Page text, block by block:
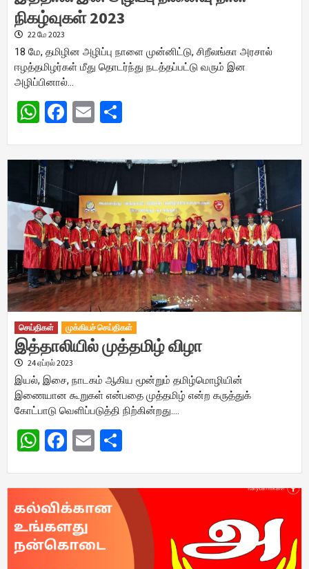
நிகழ்வுகள் 2023
22 மே 2023
18 மே, தமிழின அழிப்பு நாளை முன்னிட்டு, சிறீலங்கா அரசால்
ஈழத்தமிழர்கள் மீது தொடர்ந்து நடத்தப்பட்டு வரும் இன
அழிப்பினால்…
WhatsApp
Facebook
Email
செய்திகள் முக்கியச் செய்திகள்
இத்தாலியில் முத்தமிழ் விழா
24 ஏப்ரல் 2023
இயல், இசை, நாடகம் ஆகிய மூன்றும் தமிழ்மொழியின்
இணையான கூறுகள் என்பதை முத்தமிழ் என்ற கருத்துக்
கோட்பாடு வெளிப்படுத்தி நிற்கின்றது….
WhatsApp
Facebook
Email